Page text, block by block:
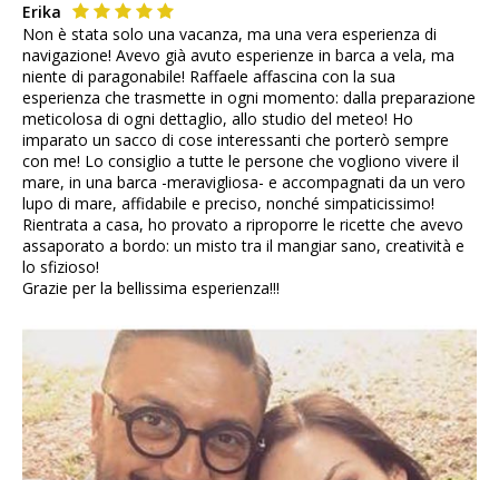
Erika
Non è stata solo una vacanza, ma una vera esperienza di
navigazione! Avevo già avuto esperienze in barca a vela, ma
niente di paragonabile! Raffaele affascina con la sua
esperienza che trasmette in ogni momento: dalla preparazione
meticolosa di ogni dettaglio, allo studio del meteo! Ho
imparato un sacco di cose interessanti che porterò sempre
con me! Lo consiglio a tutte le persone che vogliono vivere il
mare, in una barca -meravigliosa- e accompagnati da un vero
lupo di mare, affidabile e preciso, nonché simpaticissimo!
Rientrata a casa, ho provato a riproporre le ricette che avevo
assaporato a bordo: un misto tra il mangiar sano, creatività e
lo sfizioso!
Grazie per la bellissima esperienza!!!